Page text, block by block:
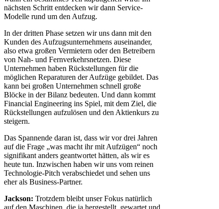
nächsten Schritt entdecken wir dann Service-
Modelle rund um den Aufzug.
In der dritten Phase setzen wir uns dann mit den
Kunden des Aufzugsunternehmens auseinander,
also etwa großen Vermietern oder den Betreibern
von Nah- und Fernverkehrsnetzen. Diese
Unternehmen haben Rückstellungen für die
möglichen Reparaturen der Aufzüge gebildet. Das
kann bei großen Unternehmen schnell große
Blöcke in der Bilanz bedeuten. Und dann kommt
Financial Engineering ins Spiel, mit dem Ziel, die
Rückstellungen aufzulösen und den Aktienkurs zu
steigern.
Das Spannende daran ist, dass wir vor drei Jahren
auf die Frage „was macht ihr mit Aufzügen“ noch
signifikant anders geantwortet hätten, als wir es
heute tun. Inzwischen haben wir uns vom reinen
Technologie-Pitch verabschiedet und sehen uns
eher als Business-Partner.
Jackson: Trotzdem bleibt unser Fokus natürlich